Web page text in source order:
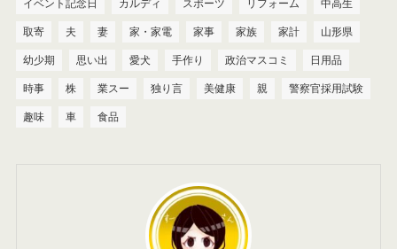
イベント記念日 カルディ スポーツ リフォーム 中高生
取寄 夫 妻 家・家電 家事 家族 家計 山形県
幼少期 思い出 愛犬 手作り 政治マスコミ 日用品
時事 株 業スー 独り言 美健康 親 警察官採用試験
趣味 車 食品